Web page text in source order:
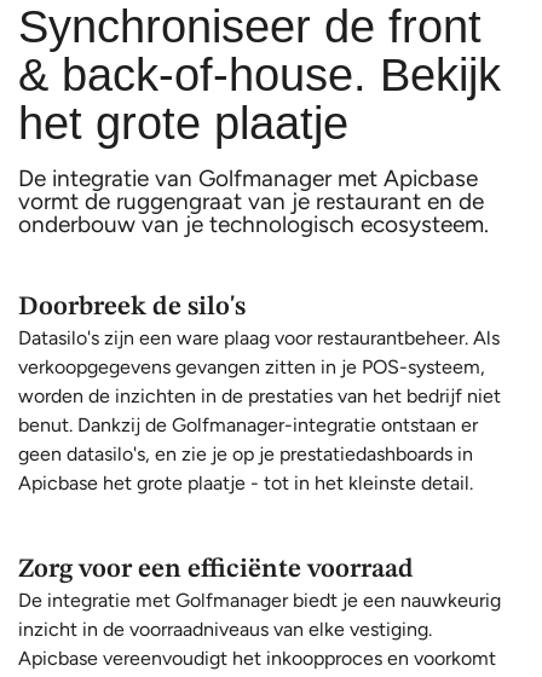
Synchroniseer de front
& back-of-house. Bekijk
het grote plaatje
De integratie van Golfmanager met Apicbase
vormt de ruggengraat van je restaurant en de
onderbouw van je technologisch ecosysteem.
Doorbreek de silo's
Datasilo's zijn een ware plaag voor restaurantbeheer. Als
verkoopgegevens gevangen zitten in je POS-systeem,
worden de inzichten in de prestaties van het bedrijf niet
benut. Dankzij de Golfmanager-integratie ontstaan er
geen datasilo's, en zie je op je prestatiedashboards in
Apicbase het grote plaatje - tot in het kleinste detail.
Zorg voor een efficiënte voorraad
De integratie met Golfmanager biedt je een nauwkeurig
inzicht in de voorraadniveaus van elke vestiging.
Apicbase vereenvoudigt het inkoopproces en voorkomt